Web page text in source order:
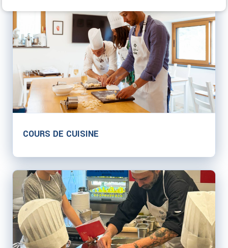
COURS DE CUISINE